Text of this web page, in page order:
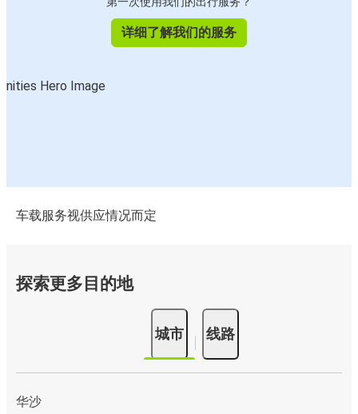
详细了解我们的服务
车载服务视供应情况而定
探索更多目的地
城市 线路
华沙